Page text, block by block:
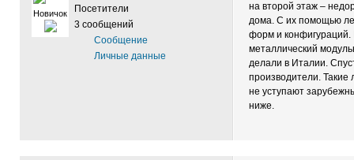
Новичок
Посетители
3 сообщений
Сообщение
Личные данные
на второй этаж –
дома. С их помощью
форм и конфигураций.
металлический
делали в Италии.
производители. Такие
не уступают
ниже.